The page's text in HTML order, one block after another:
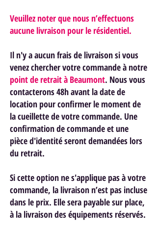
Veuillez noter que nous n’effectuons
aucune livraison pour le résidentiel.
Il n'y a aucun frais de livraison si vous
venez chercher votre commande à notre
point de retrait à Beaumont. Nous vous
contacterons 48h avant la date de
location pour confirmer le moment de
la cueillette de votre commande. Une
confirmation de commande et une
pièce d'identité seront demandées lors
du retrait.
Si cette option ne s'applique pas à votre
commande, la livraison n’est pas incluse
dans le prix. Elle sera payable sur place,
à la livraison des équipements réservés.